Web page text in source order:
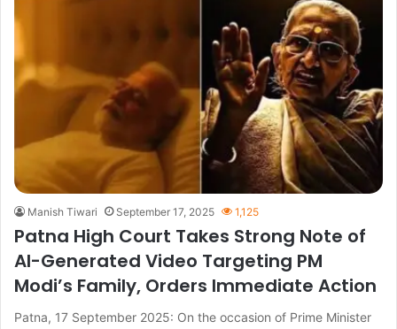
Manish Tiwari September 17, 2025 1,125
Patna High Court Takes Strong Note of
AI-Generated Video Targeting PM
Modi’s Family, Orders Immediate Action
Patna, 17 September 2025: On the occasion of Prime Minister